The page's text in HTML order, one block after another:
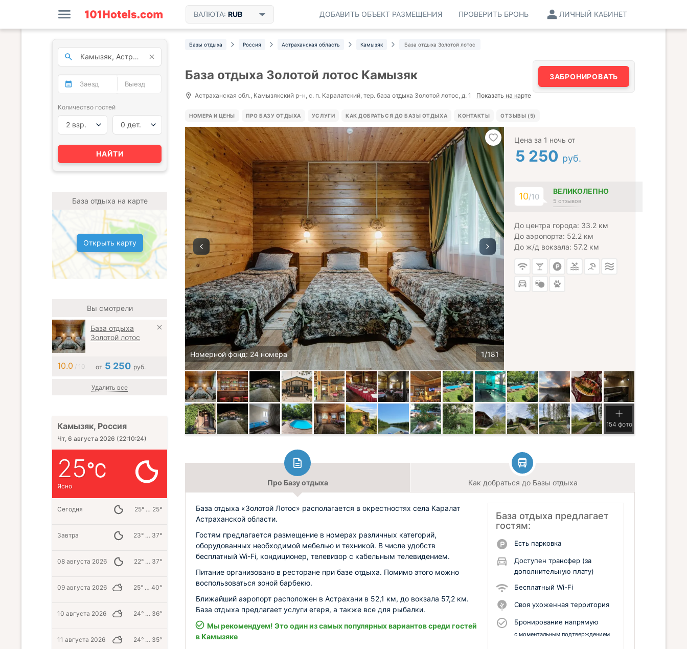
ВАЛЮТА: RUB ЛИЧНЫЙ КАБИНЕТ
ПРОВЕРИТЬ БРОНЬ
ДОБАВИТЬ ОБЪЕКТ РАЗМЕЩЕНИЯ
Базы отдыха Россия Астраханская область Камызяк База отдыха Золотой лотос
База отдыха Золотой лотос Камызяк
Астраханская обл., Камызякский р-н, с. п. Каралатский, тер. база отдыха Золотой лотос, д. 1 Показать на карте
ЗАБРОНИРОВАТЬ
НОМЕРА И ЦЕНЫ ПРО БАЗУ ОТДЫХА УСЛУГИ КАК ДОБРАТЬСЯ ДО БАЗЫ ОТДЫХА КОНТАКТЫ ОТЗЫВЫ (5)
Номерной фонд: 24 номера
Цена за 1 ночь от
5 250 руб.
10/10
ВЕЛИКОЛЕПНО
5 отзывов
До центра города: 33.2 км
До аэропорта: 52.2 км
До ж/д вокзала: 57.2 км
154 фото
Про Базу отдыха Как добраться до Базы отдыха
База отдыха предлагает
гостям:
Есть парковка
Доступен трансфер (за
дополнительную плату)
Бесплатный Wi-Fi
Своя ухоженная территория
Бронирование напрямую
с моментальным подтверждением
База отдыха «Золотой Лотос» располагается в окрестностях села Каралат
Астраханской области.
Гостям предлагается размещение в номерах различных категорий,
оборудованных необходимой мебелью и техникой. В числе удобств
бесплатный Wi-Fi, кондиционер, телевизор с кабельным телевидением.
Питание организовано в ресторане при базе отдыха. Помимо этого можно
воспользоваться зоной барбекю.
Ближайший аэропорт расположен в Астрахани в 52,1 км, до вокзала 57,2 км.
База отдыха предлагает услуги егеря, а также все для рыбалки.
Мы рекомендуем! Это один из самых популярных вариантов среди гостей
в Камызяке
Количество гостей
2 взр. 0 дет.
НАЙТИ
База отдыха на карте
Открыть карту
Вы смотрели
База отдыха
Золотой лотос
10.0 / 10 от 5 250 руб.
Удалить все
Камызяк, Россия
Чт, 6 августа 2026 (22:10:25)
25
Ясно
Сегодня 25° … 25°
Завтра 23° … 37°
08 августа 2026 22° … 37°
09 августа 2026 25° … 40°
10 августа 2026 24° … 36°
11 августа 2026 24° … 35°